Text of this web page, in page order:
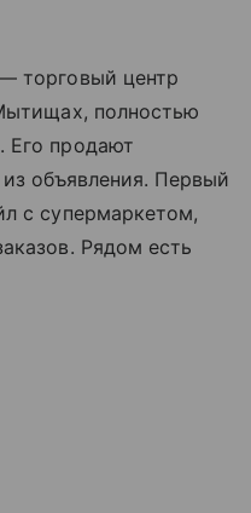
торговый центр
полностью
Его продают
объявления. Первый
с супермаркетом,
Рядом есть